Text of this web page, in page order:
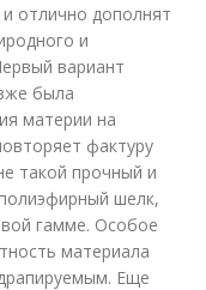
отлично дополнят
и
вариант
была
материи на
фактуру
такой прочный и
шелк,
гамме. Особое
материала
Еще